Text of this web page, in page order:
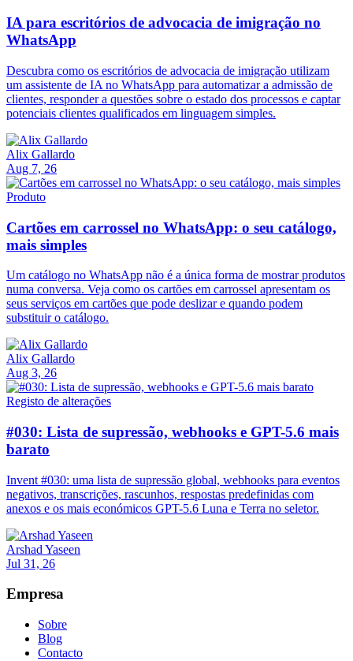
IA para escritórios de advocacia de imigração no
WhatsApp
Descubra como os escritórios de advocacia de imigração utilizam
um assistente de IA no WhatsApp para automatizar a admissão de
clientes, responder a questões sobre o estado dos processos e captar
potenciais clientes qualificados em linguagem simples.
Alix Gallardo
Aug 7, 26
Produto
Cartões em carrossel no WhatsApp: o seu catálogo,
mais simples
Um catálogo no WhatsApp não é a única forma de mostrar produtos
numa conversa. Veja como os cartões em carrossel apresentam os
seus serviços em cartões que pode deslizar e quando podem
substituir o catálogo.
Alix Gallardo
Aug 3, 26
Registo de alterações
#030: Lista de supressão, webhooks e GPT-5.6 mais
barato
Invent #030: uma lista de supressão global, webhooks para eventos
negativos, transcrições, rascunhos, respostas predefinidas com
anexos e os mais económicos GPT-5.6 Luna e Terra no seletor.
Arshad Yaseen
Jul 31, 26
Empresa
Sobre
Blog
Contacto